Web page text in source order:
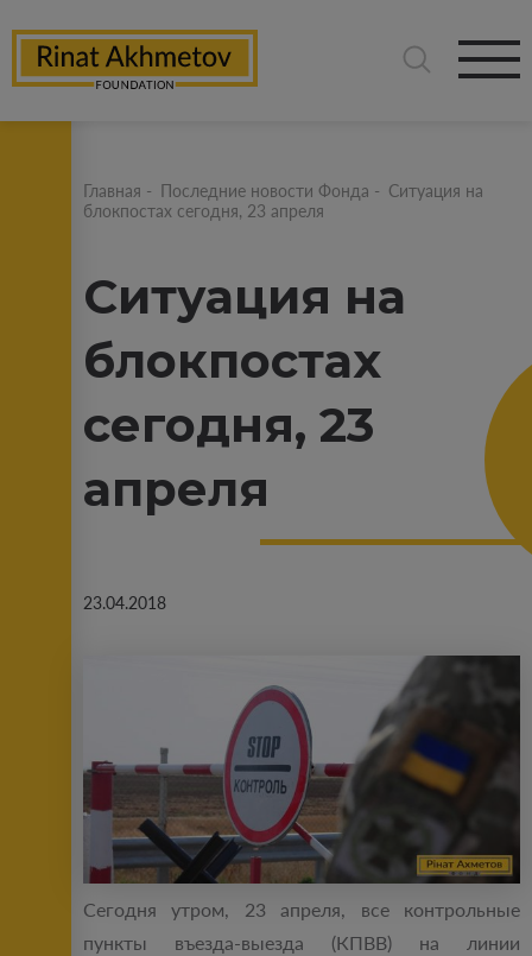
Главная - Последние новости Фонда - Ситуация на
блокпостах сегодня, 23 апреля
Ситуация на
блокпостах
сегодня, 23
апреля
23.04.2018
Сегодня утром, 23 апреля, все контрольные
пункты въезда-выезда (КПВВ) на линии